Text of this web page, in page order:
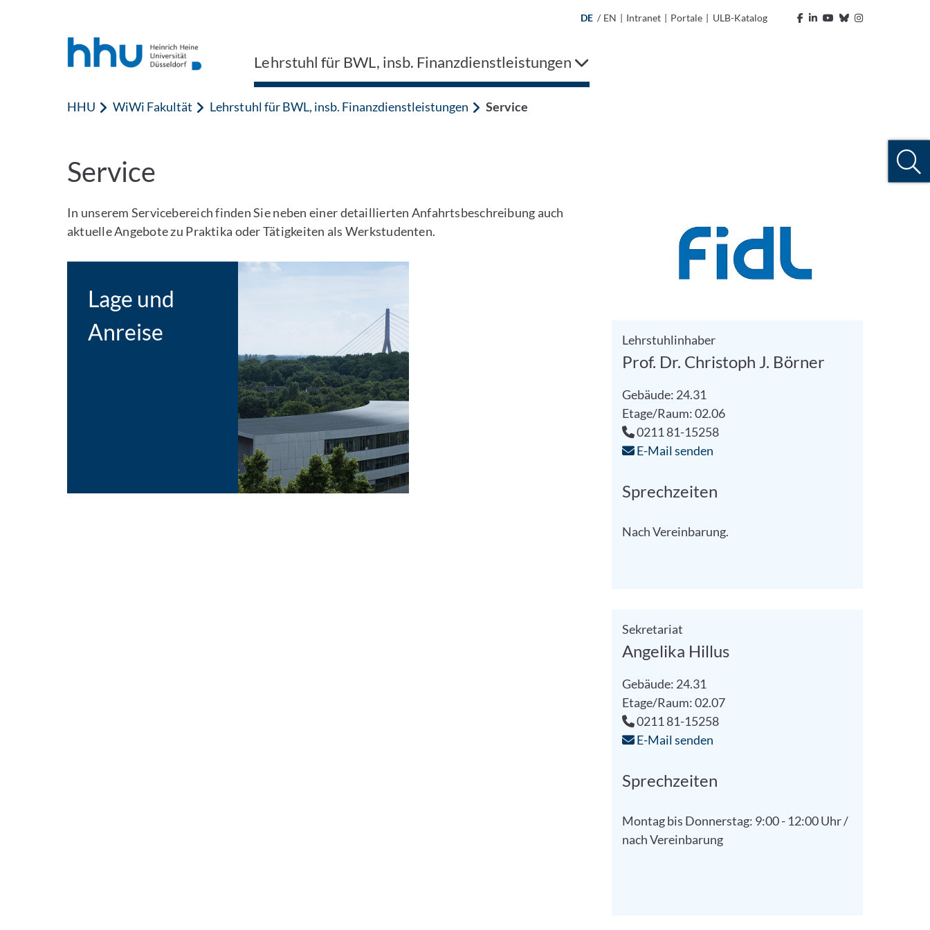
DE / EN | Intranet | Portale | ULB-Katalog
Lehrstuhl für BWL, insb. Finanzdienstleistungen
HHU WiWi Fakultät Lehrstuhl für BWL, insb. Finanzdienstleistungen Service
Service
In unserem Servicebereich finden Sie neben einer detaillierten Anfahrtsbeschreibung auch
aktuelle Angebote zu Praktika oder Tätigkeiten als Werkstudenten.
Lage und
Anreise
Lehrstuhlinhaber
Prof. Dr. Christoph J. Börner
Gebäude: 24.31
Etage/Raum: 02.06
0211 81-15258
E-Mail senden
Sprechzeiten
Nach Vereinbarung.
Sekretariat
Angelika Hillus
Gebäude: 24.31
Etage/Raum: 02.07
0211 81-15258
E-Mail senden
Sprechzeiten
Montag bis Donnerstag: 9:00 - 12:00 Uhr /
nach Vereinbarung